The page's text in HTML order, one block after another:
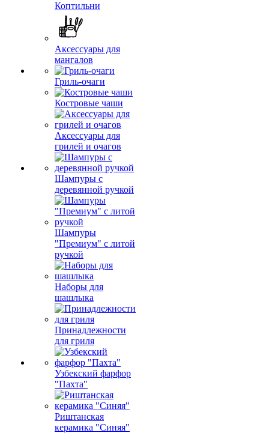
Коптильни
Аксессуары для
мангалов
Гриль-очаги
Костровые чаши
Аксессуары для
грилей и очагов
Шампуры с
деревянной ручкой
Шампуры
"Премиум" с литой
ручкой
Наборы для
шашлыка
Принадлежности
для гриля
Узбекский фарфор
"Пахта"
Риштанская
керамика "Синяя"